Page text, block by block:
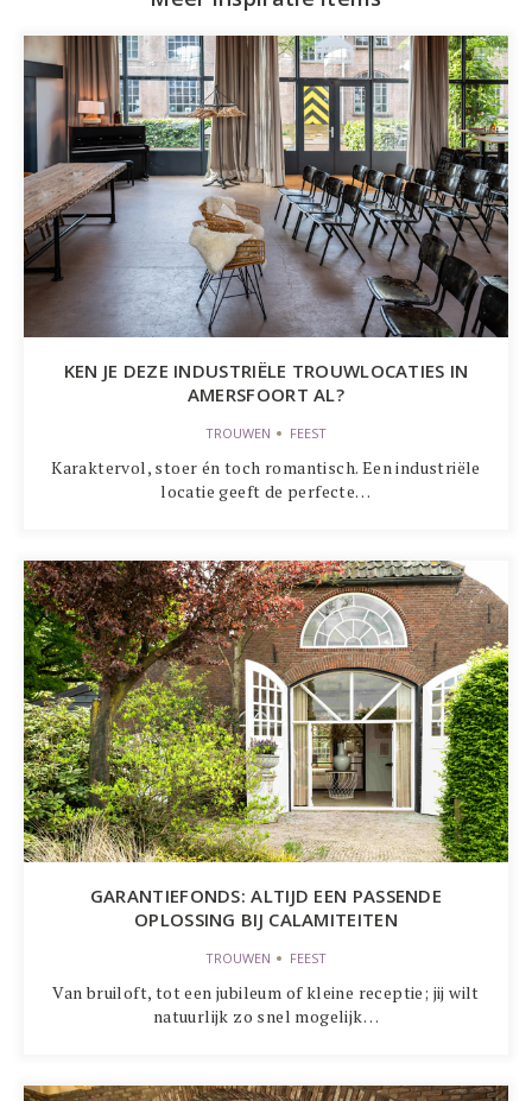
KEN JE DEZE INDUSTRIËLE TROUWLOCATIES IN
AMERSFOORT AL?
TROUWEN FEEST
Karaktervol, stoer én toch romantisch. Een industriële
locatie geeft de perfecte…
GARANTIEFONDS: ALTIJD EEN PASSENDE
OPLOSSING BIJ CALAMITEITEN
TROUWEN FEEST
Van bruiloft, tot een jubileum of kleine receptie; jij wilt
natuurlijk zo snel mogelijk…